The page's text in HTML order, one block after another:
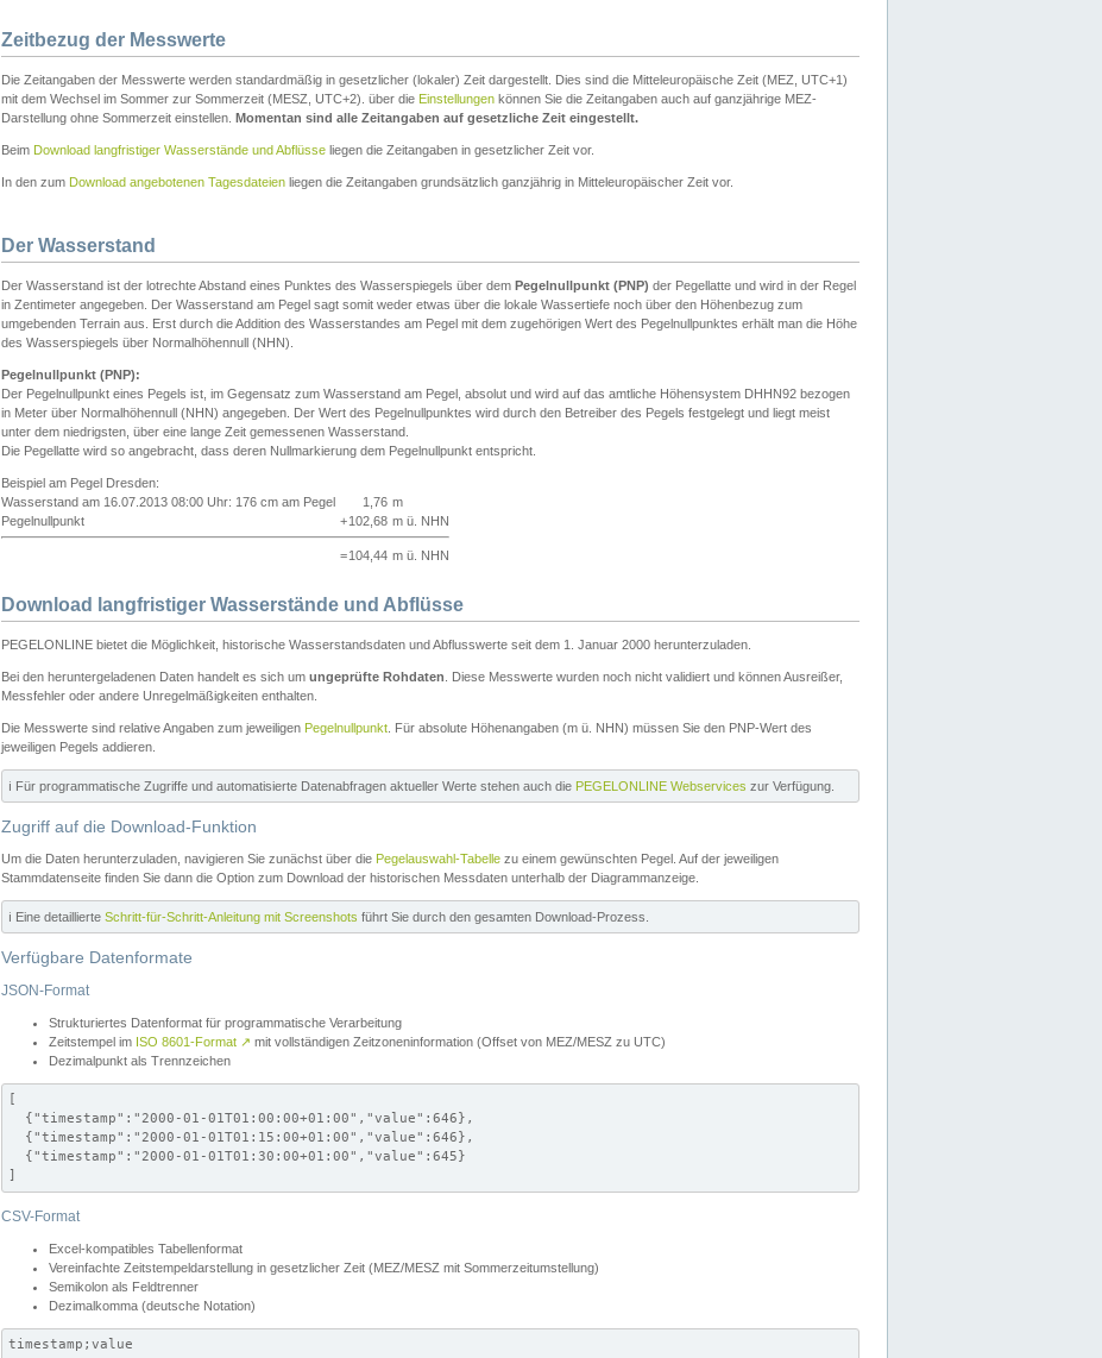
Zeitbezug der Messwerte
Die Zeitangaben der Messwerte werden standardmäßig in gesetzlicher (lokaler) Zeit dargestellt. Dies sind die Mitteleuropäische Zeit (MEZ, UTC+1)
mit dem Wechsel im Sommer zur Sommerzeit (MESZ, UTC+2). über die Einstellungen können Sie die Zeitangaben auch auf ganzjährige MEZ-
Darstellung ohne Sommerzeit einstellen. Momentan sind alle Zeitangaben auf gesetzliche Zeit eingestellt.
Beim Download langfristiger Wasserstände und Abflüsse liegen die Zeitangaben in gesetzlicher Zeit vor.
In den zum Download angebotenen Tagesdateien liegen die Zeitangaben grundsätzlich ganzjährig in Mitteleuropäischer Zeit vor.
Der Wasserstand
Der Wasserstand ist der lotrechte Abstand eines Punktes des Wasserspiegels über dem Pegelnullpunkt (PNP) der Pegellatte und wird in der Regel
in Zentimeter angegeben. Der Wasserstand am Pegel sagt somit weder etwas über die lokale Wassertiefe noch über den Höhenbezug zum
umgebenden Terrain aus. Erst durch die Addition des Wasserstandes am Pegel mit dem zugehörigen Wert des Pegelnullpunktes erhält man die Höhe
des Wasserspiegels über Normalhöhennull (NHN).
Pegelnullpunkt (PNP):
Der Pegelnullpunkt eines Pegels ist, im Gegensatz zum Wasserstand am Pegel, absolut und wird auf das amtliche Höhensystem DHHN92 bezogen
in Meter über Normalhöhennull (NHN) angegeben. Der Wert des Pegelnullpunktes wird durch den Betreiber des Pegels festgelegt und liegt meist
unter dem niedrigsten, über eine lange Zeit gemessenen Wasserstand.
Die Pegellatte wird so angebracht, dass deren Nullmarkierung dem Pegelnullpunkt entspricht.
Beispiel am Pegel Dresden:
Wasserstand am 16.07.2013 08:00 Uhr: 176 cm am Pegel
1,76 m
Pegelnullpunkt
+102,68 m ü. NHN
=104,44 m ü. NHN
Download langfristiger Wasserstände und Abflüsse
PEGELONLINE bietet die Möglichkeit, historische Wasserstandsdaten und Abflusswerte seit dem 1. Januar 2000 herunterzuladen.
Bei den heruntergeladenen Daten handelt es sich um ungeprüfte Rohdaten . Diese Messwerte wurden noch nicht validiert und können Ausreißer,
Messfehler oder andere Unregelmäßigkeiten enthalten.
Die Messwerte sind relative Angaben zum jeweiligen Pegelnullpunkt . Für absolute Höhenangaben (m ü. NHN) müssen Sie den PNP-Wert des
jeweiligen Pegels addieren.
ℹ️ Für programmatische Zugriffe und automatisierte Datenabfragen aktueller Werte stehen auch die PEGELONLINE Webservices zur Verfügung.
Zugriff auf die Download-Funktion
Um die Daten herunterzuladen, navigieren Sie zunächst über die Pegelauswahl-Tabelle zu einem gewünschten Pegel. Auf der jeweiligen
Stammdatenseite finden Sie dann die Option zum Download der historischen Messdaten unterhalb der Diagrammanzeige.
ℹ️ Eine detaillierte Schritt-für-Schritt-Anleitung mit Screenshots führt Sie durch den gesamten Download-Prozess.
Verfügbare Datenformate
JSON-Format
Strukturiertes Datenformat für programmatische Verarbeitung
Zeitstempel im ISO 8601-Format ↗ mit vollständigen Zeitzoneninformation (Offset von MEZ/MESZ zu UTC)
Dezimalpunkt als Trennzeichen
[
  {"timestamp":"2000-01-01T01:00:00+01:00","value":646},
  {"timestamp":"2000-01-01T01:15:00+01:00","value":646},
  {"timestamp":"2000-01-01T01:30:00+01:00","value":645}
]
CSV-Format
Excel-kompatibles Tabellenformat
Vereinfachte Zeitstempeldarstellung in gesetzlicher Zeit (MEZ/MESZ mit Sommerzeitumstellung)
Semikolon als Feldtrenner
Dezimalkomma (deutsche Notation)
timestamp;value